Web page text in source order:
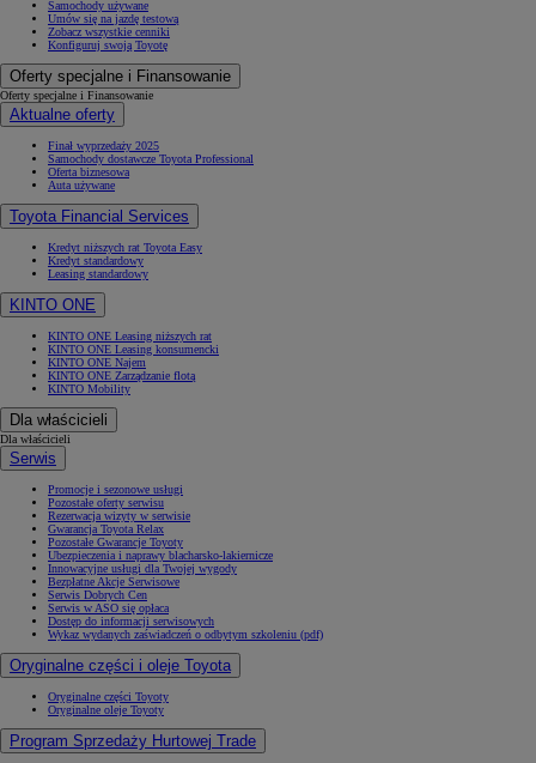
Samochody używane
Umów się na jazdę testową
Zobacz wszystkie cenniki
Konfiguruj swoją Toyotę
Oferty specjalne i Finansowanie
Oferty specjalne i Finansowanie
Aktualne oferty
Finał wyprzedaży 2025
Samochody dostawcze Toyota Professional
Oferta biznesowa
Auta używane
Toyota Financial Services
Kredyt niższych rat Toyota Easy
Kredyt standardowy
Leasing standardowy
KINTO ONE
KINTO ONE Leasing niższych rat
KINTO ONE Leasing konsumencki
KINTO ONE Najem
KINTO ONE Zarządzanie flotą
KINTO Mobility
Dla właścicieli
Dla właścicieli
Serwis
Promocje i sezonowe usługi
Pozostałe oferty serwisu
Rezerwacja wizyty w serwisie
Gwarancja Toyota Relax
Pozostałe Gwarancje Toyoty
Ubezpieczenia i naprawy blacharsko-lakiernicze
Innowacyjne usługi dla Twojej wygody
Bezpłatne Akcje Serwisowe
Serwis Dobrych Cen
Serwis w ASO się opłaca
Dostęp do informacji serwisowych
Wykaz wydanych zaświadczeń o odbytym szkoleniu (pdf)
Oryginalne części i oleje Toyota
Oryginalne części Toyoty
Oryginalne oleje Toyoty
Program Sprzedaży Hurtowej Trade